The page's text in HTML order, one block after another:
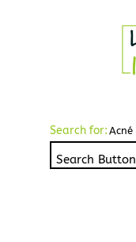
Search for:
Search Button